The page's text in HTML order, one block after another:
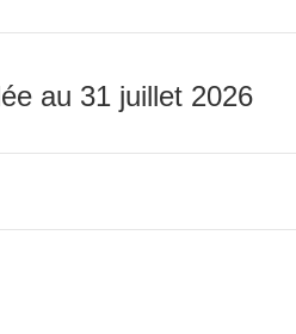
au 31 juillet 2026